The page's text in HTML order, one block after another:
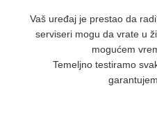
Vaš uređaj je prestao da
serviseri mogu da vrate u
mogućem
Temeljno testiramo